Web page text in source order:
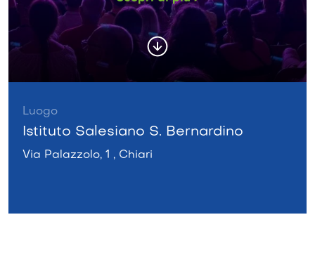
Luogo
Istituto Salesiano S. Bernardino
Via Palazzolo, 1 , Chiari